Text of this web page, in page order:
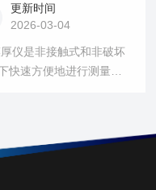
更新时间
2026-03-04
仪是非接触式和非破坏
快速方便地进行测量。